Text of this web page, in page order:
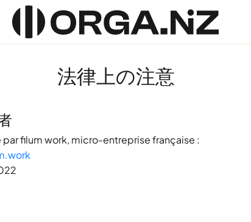
法律上の注意
parfilum work, micro-entreprise française :